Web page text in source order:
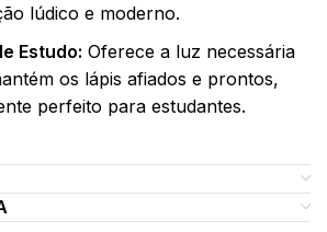
lúdico e moderno.
Estudo: Oferece a luz necessária
os lápis afiados e prontos,
perfeito para estudantes.